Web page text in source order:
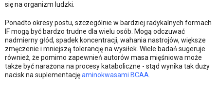
się na organizm ludzki.
Ponadto okresy postu, szczególnie w bardziej radykalnych formach
IF mogą być bardzo trudne dla wielu osób. Mogą odczuwać
nadmierny głód, spadek koncentracji, wahania nastrojów, większe
zmęczenie i mniejszą tolerancję na wysiłek. Wiele badań sugeruje
również, że pomimo zapewnień autorów masa mięśniowa może
także być narażona na procesy kataboliczne - stąd wynika tak duży
nacisk na suplementacjęaminokwasami BCAA